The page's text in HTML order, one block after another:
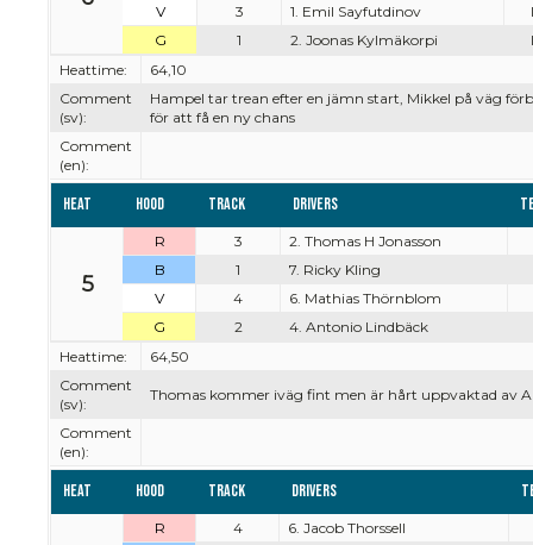
V 3 1. Emil Sayfutdinov
G
1 2. Joonas Kylmäkorpi
Heattime:
64,10
Comment
(sv):
Hampel tar trean efter en jämn start, Mikkel på väg
för att få en ny chans
Comment
(en):
Heat Hood Track Drivers
5
R 3
2. Thomas H Jonasson
B
1
7. Ricky Kling
V
4
6. Mathias Thörnblom
G
2
4. Antonio Lindbäck
Heattime:
64,50
Comment
(sv):
Thomas kommer iväg fint men är hårt uppvaktad av
Comment
(en):
Heat Hood Track Drivers
R 4
6. Jacob Thorssell